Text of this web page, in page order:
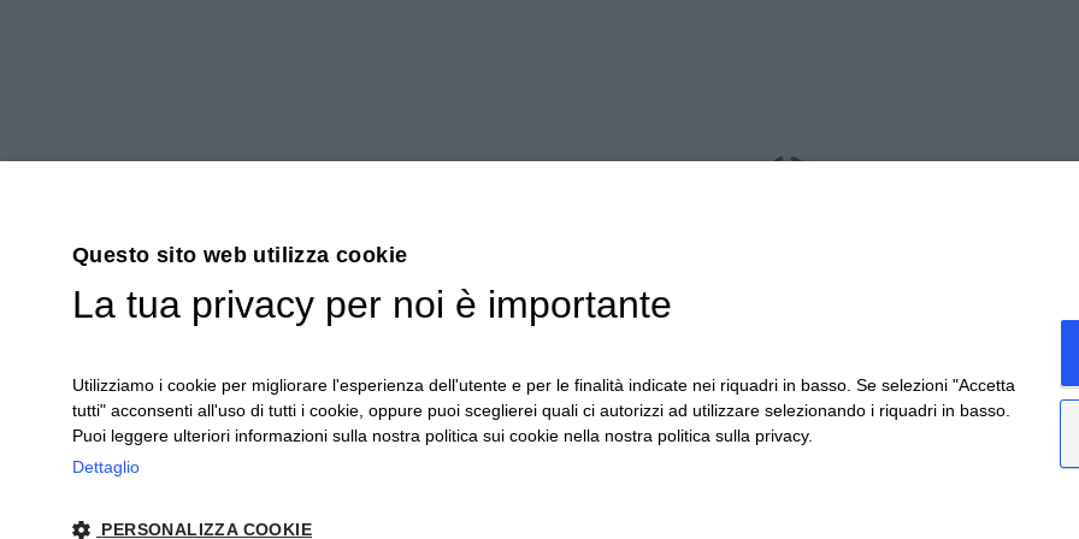
Questo sito web utilizza cookie
La tua privacy per noi è importante
Utilizziamo i cookie per migliorare l'esperienza dell'utente e per le finalità indicate nei riquadri in basso. Se selezioni "Accetta
tutti" acconsenti all'uso di tutti i cookie, oppure puoi sceglierei quali ci autorizzi ad utilizzare selezionando i riquadri in basso.
Puoi leggere ulteriori informazioni sulla nostra politica sui cookie nella nostra politica sulla privacy.
Dettaglio
PERSONALIZZA COOKIE